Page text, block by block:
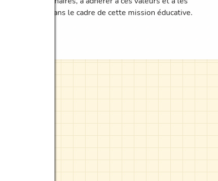
transmettre dans le cadre de cette mission éducative.